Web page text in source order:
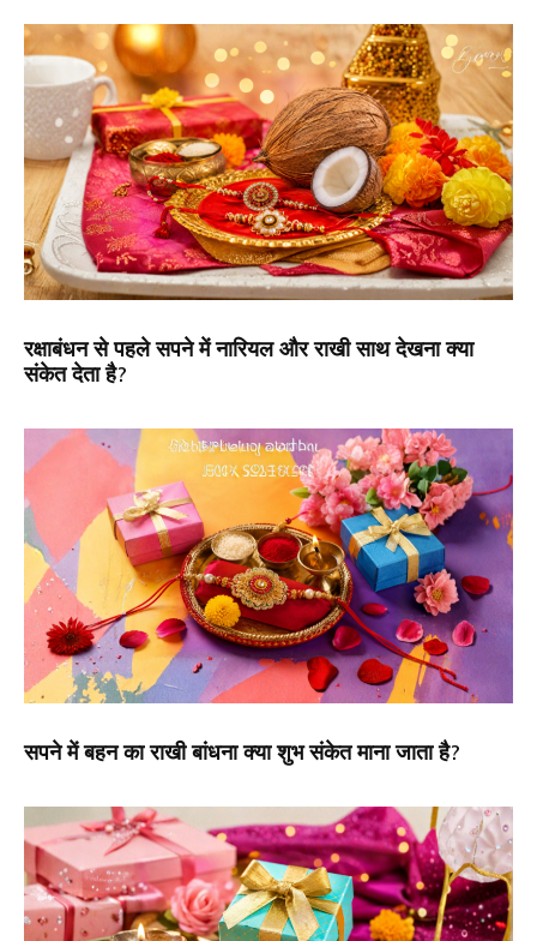
रक्षाबंधन से पहले सपने में नारियल और राखी साथ देखना क्या
संकेत देता है?
सपने में बहन का राखी बांधना क्या शुभ संकेत माना जाता है?